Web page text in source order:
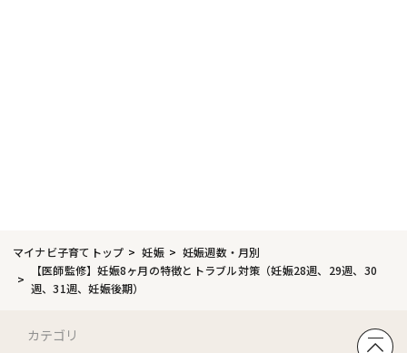
マイナビ子育てトップ 妊娠
妊娠週数・月別
【医師監修】妊娠8ヶ月の特徴とトラブル対策（妊娠28週、29週、30
週、31週、妊娠後期）
カテゴリ